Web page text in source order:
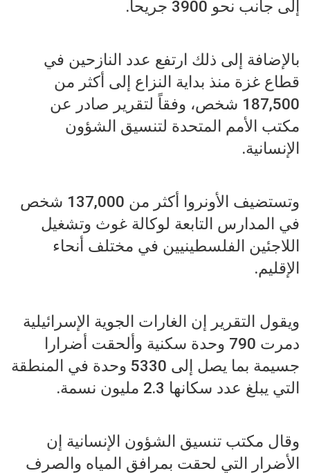
إلى جانب نحو 3900 جريحا.
بالإضافة إلى ذلك ارتفع عدد النازحين في
قطاع غزة منذ بداية النزاع إلى أكثر من
187,500 شخص، وفقاً لتقرير صادر عن
مكتب الأمم المتحدة لتنسيق الشؤون
الإنسانية.
وتستضيف الأونروا أكثر من 137,000 شخص
في المدارس التابعة لوكالة غوث وتشغيل
اللاجئين الفلسطينيين في مختلف أنحاء
الإقليم.
ويقول التقرير إن الغارات الجوية الإسرائيلية
دمرت 790 وحدة سكنية وألحقت أضرارا
جسيمة بما يصل إلى 5330 وحدة في المنطقة
التي يبلغ عدد سكانها 2.3 مليون نسمة.
وقال مكتب تنسيق الشؤون الإنسانية إن
الأضرار التي لحقت بمرافق المياه والصرف